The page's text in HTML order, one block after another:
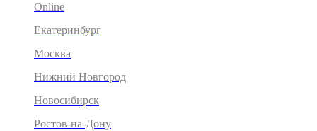
Online
Екатеринбург
Москва
Нижний Новгород
Новосибирск
Ростов-на-Дону